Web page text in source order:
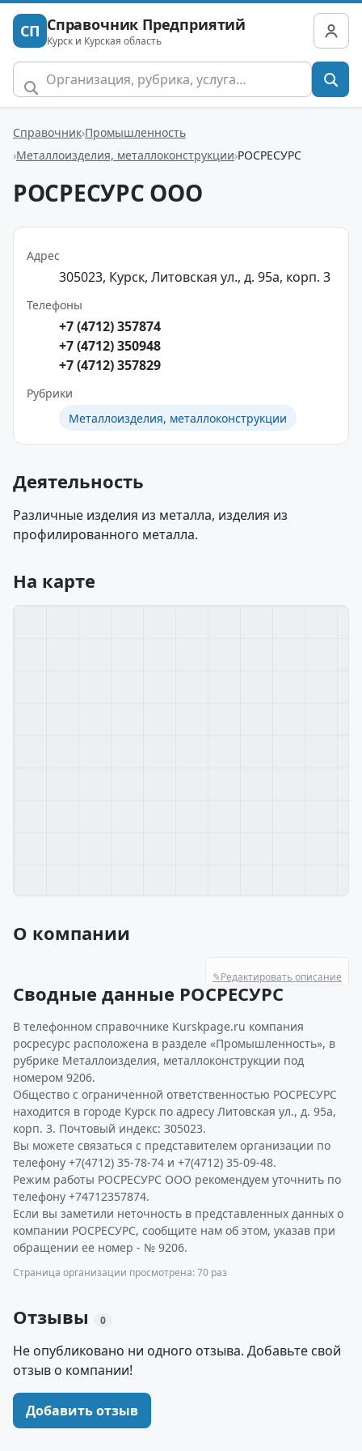
СП Справочник Предприятий
Курск и Курская область
Справочник Промышленность
Металлоизделия, металлоконструкции РОСРЕСУРС
РОСРЕСУРС ООО
Адрес
305023, Курск, Литовская ул., д. 95а, корп. 3
Телефоны
+7 (4712) 357874
+7 (4712) 350948
+7 (4712) 357829
Рубрики
Металлоизделия, металлоконструкции
Деятельность
Различные изделия из металла, изделия из
профилированного металла.
На карте
О компании
✎Редактировать описание
Сводные данные РОСРЕСУРС
В телефонном справочнике Kurskpage.ru компания
росресурс расположена в разделе «Промышленность», в
рубрике Металлоизделия, металлоконструкции под
номером 9206.
Общество с ограниченной ответственностью РОСРЕСУРС
находится в городе Курск по адресу Литовская ул., д. 95а,
корп. 3. Почтовый индекс: 305023.
Вы можете связаться с представителем организации по
телефону +7(4712) 35-78-74 и +7(4712) 35-09-48.
Режим работы РОСРЕСУРС ООО рекомендуем уточнить по
телефону +74712357874.
Если вы заметили неточность в представленных данных о
компании РОСРЕСУРС, сообщите нам об этом, указав при
обращении ее номер - № 9206.
Страница организации просмотрена: 70 раз
Отзывы 0
Не опубликовано ни одного отзыва. Добавьте свой
отзыв о компании!
Добавить отзыв